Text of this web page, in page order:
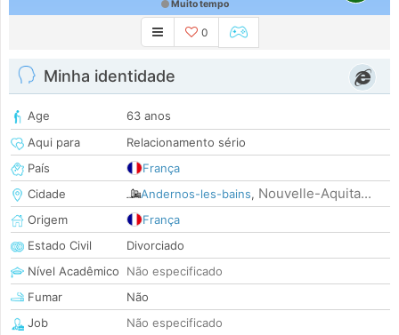
Muito tempo
0
Minha identidade
Age
63 anos
Aqui para
Relacionamento sério
País
França
Cidade
Andernos-les-bains, Nouvelle-Aquita...
Origem
França
Estado Civil
Divorciado
Nível Acadêmico
Não especificado
Fumar
Não
Job
Não especificado